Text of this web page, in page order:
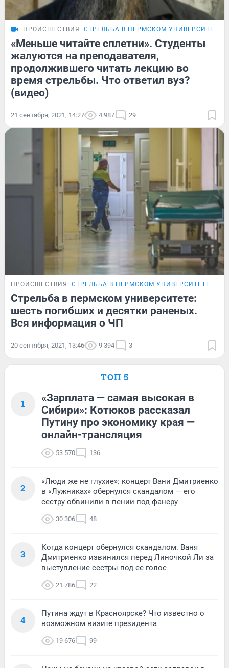
ПРОИСШЕСТВИЯ СТРЕЛЬБА В ПЕРМСКОМ УНИВЕРСИТЕТЕ
«Меньше читайте сплетни». Студенты
жалуются на преподавателя,
продолжившего читать лекцию во
время стрельбы. Что ответил вуз?
(видео)
21 сентября, 2021, 14:27 4 987 29
ПРОИСШЕСТВИЯ СТРЕЛЬБА В ПЕРМСКОМ УНИВЕРСИТЕТЕ
Стрельба в пермском университете:
шесть погибших и десятки раненых.
Вся информация о ЧП
20 сентября, 2021, 13:46 9 394 3
ТОП 5
1
«Зарплата — самая высокая в
Сибири»: Котюков рассказал
Путину про экономику края —
онлайн-трансляция
53 570 136
2
«Люди же не глухие»: концерт Вани Дмитриенко
в «Лужниках» обернулся скандалом — его
сестру обвинили в пении под фанеру
30 306 48
3
Когда концерт обернулся скандалом. Ваня
Дмитриенко извинился перед Линочкой Ли за
выступление сестры под ее голос
21 786 22
4
Путина ждут в Красноярске? Что известно о
возможном визите президента
19 676 99